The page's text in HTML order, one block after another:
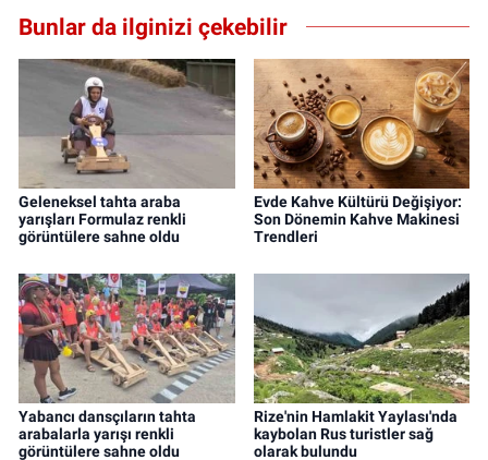
Bunlar da ilginizi çekebilir
Geleneksel tahta araba
yarışları Formulaz renkli
görüntülere sahne oldu
Evde Kahve Kültürü Değişiyor:
Son Dönemin Kahve Makinesi
Trendleri
Yabancı dansçıların tahta
arabalarla yarışı renkli
görüntülere sahne oldu
Rize'nin Hamlakit Yaylası'nda
kaybolan Rus turistler sağ
olarak bulundu